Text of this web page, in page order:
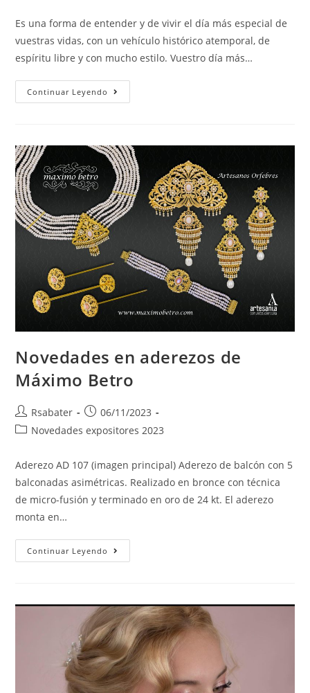
Es una forma de entender y de vivir el día más especial de
vuestras vidas, con un vehículo histórico atemporal, de
espíritu libre y con mucho estilo. Vuestro día más…
Continuar Leyendo
Novedades en aderezos de
Máximo Betro
Rsabater
06/11/2023
Novedades expositores 2023
Aderezo AD 107 (imagen principal) Aderezo de balcón con 5
balconadas asimétricas. Realizado en bronce con técnica
de micro-fusión y terminado en oro de 24 kt. El aderezo
monta en…
Continuar Leyendo